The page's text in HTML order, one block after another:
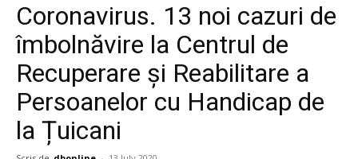
Coronavirus. 13 noi cazuri de
îmbolnăvire la Centrul de
Recuperare și Reabilitare a
Persoanelor cu Handicap de
la Țuicani